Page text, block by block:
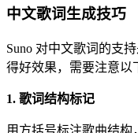
中文歌词生成技巧
Suno 对中文歌词的支
得好效果，需要注意以
1. 歌词结构标记
用方括号标注歌曲结构